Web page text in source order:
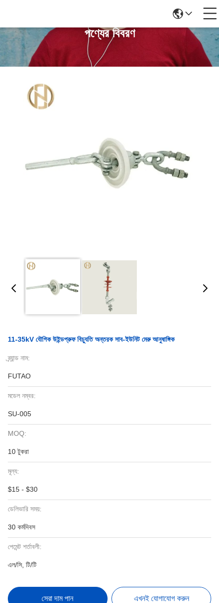
পণ্যের বিবরণ
11-35kV যৌগিক উইন্ডপ্রুফ বিচ্যুতি অন্তরক সাব-ইউনিট মেরু আনুষাঙ্গিক
ব্র্যান্ড নাম:
FUTAO
মডেল নম্বর:
SU-005
MOQ:
10 টুকরা
মূল্য:
$15 - $30
ডেলিভারি সময়:
30 কর্মদিবস
পেমেন্ট শর্তাবলী:
এল/সি, টি/টি
সেরা দাম পান এখনই যোগাযোগ করুন